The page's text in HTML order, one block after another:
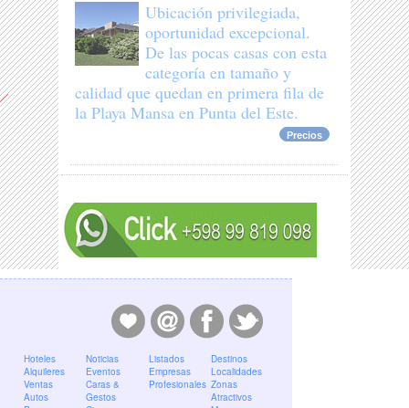
Ubicación privilegiada,
oportunidad excepcional.
De las pocas casas con esta
categoría en tamaño y
calidad que quedan en primera fila de
la Playa Mansa en Punta del Este.
Precios
Hoteles
Alquileres
Ventas
Autos
Noticias
Eventos
Caras &
Gestos
Listados
Empresas
Profesionales
Destinos
Localidades
Zonas
Atractivos